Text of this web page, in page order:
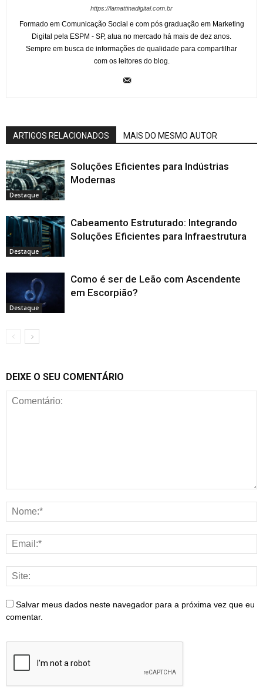
https://lamattinadigital.com.br
Formado em Comunicação Social e com pós graduação em Marketing
Digital pela ESPM - SP, atua no mercado há mais de dez anos.
Sempre em busca de informações de qualidade para compartilhar
com os leitores do blog.
ARTIGOS RELACIONADOS MAIS DO MESMO AUTOR
Destaque
Soluções Eficientes para Indústrias
Modernas
Destaque
Cabeamento Estruturado: Integrando
Soluções Eficientes para Infraestrutura
Destaque
Como é ser de Leão com Ascendente
em Escorpião?
DEIXE O SEU COMENTÁRIO
Salvar meus dados neste navegador para a próxima vez que eu
comentar.